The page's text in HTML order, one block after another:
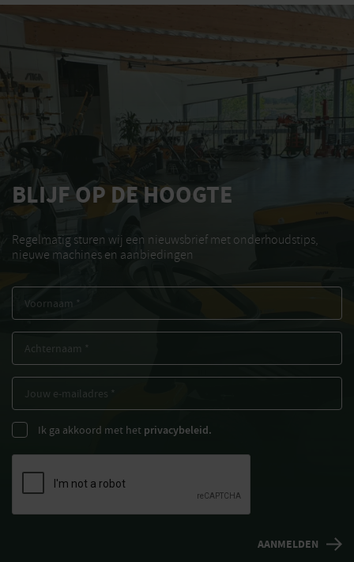
BLIJF OP DE HOOGTE
Regelmatig sturen wij een nieuwsbrief met onderhoudstips,
nieuwe machines en aanbiedingen
Ik ga akkoord met het privacybeleid.